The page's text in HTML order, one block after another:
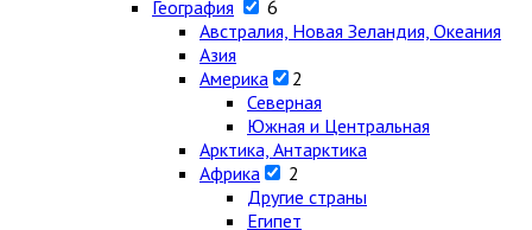
География
6
Австралия, Новая Зеландия, Океания
Азия
Америка
2
Северная
Южная и Центральная
Арктика, Антарктика
Африка
2
Другие страны
Египет